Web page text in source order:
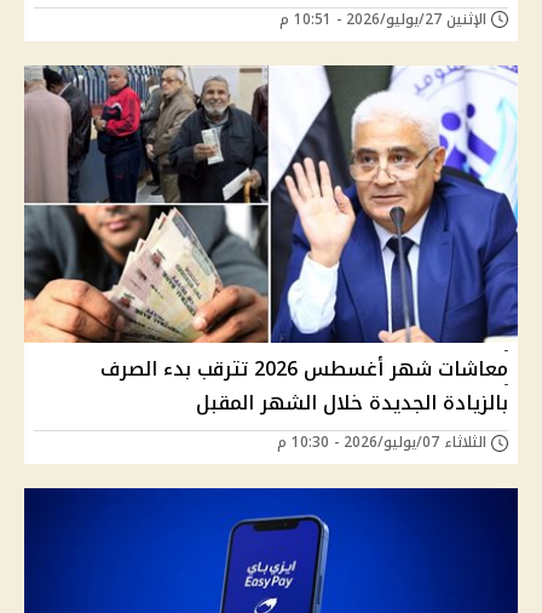
الإثنين 27/يوليو/2026 - 10:51 م
معاشات شهر أغسطس 2026 تترقب بدء الصرف
بالزيادة الجديدة خلال الشهر المقبل
الثلاثاء 07/يوليو/2026 - 10:30 م